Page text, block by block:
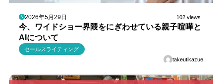
2026年5月29日 102 views
今、ワイドショー界隈をにぎわせている親子喧嘩と
AIについて
セールスライティング
takeutikazue